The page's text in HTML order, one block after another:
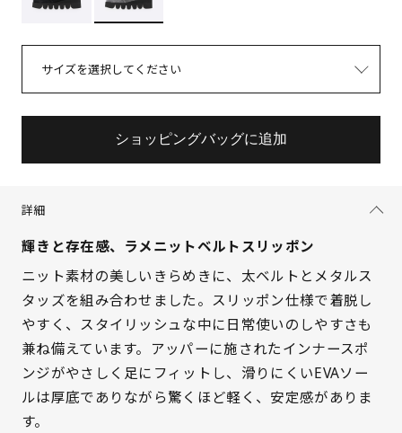
サイズを選択してください
サイズを選択してください
21.5cm △ 残りわずか
ショッピングバッグに追加
詳細
輝きと存在感、ラメニットベルトスリッポン
ニット素材の美しいきらめきに、太ベルトとメタルス
タッズを組み合わせました。スリッポン仕様で着脱し
やすく、スタイリッシュな中に日常使いのしやすさも
兼ね備えています。アッパーに施されたインナースポ
ンジがやさしく足にフィットし、滑りにくいEVAソー
ルは厚底でありながら驚くほど軽く、安定感がありま
す。